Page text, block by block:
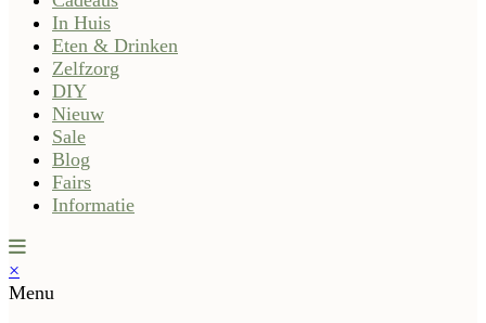
In Huis
Eten & Drinken
Zelfzorg
DIY
Nieuw
Sale
Blog
Fairs
Informatie
×
Menu